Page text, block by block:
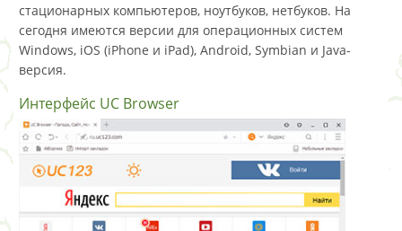
стационарных компьютеров, ноутбуков, нетбуков. На
сегодня имеются версии для операционных систем
Windows, iOS (iPhone и iPad), Android, Symbian и Java-
версия.
Интерфейс UC Browser